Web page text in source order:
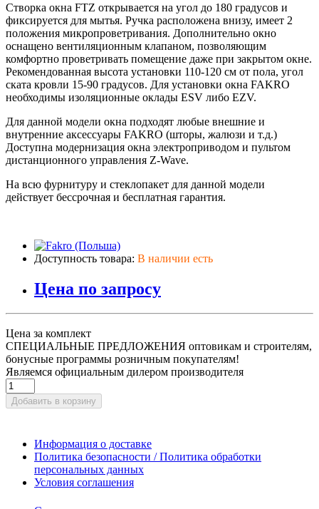
Створка окна FTZ открывается на угол до 180 градусов и
фиксируется для мытья. Ручка расположена внизу, имеет 2
положения микропроветривания. Дополнительно окно
оснащено вентиляционным клапаном, позволяющим
комфортно проветривать помещение даже при закрытом окне.
Рекомендованная высота установки 110-120 см от пола, угол
ската кровли 15-90 градусов. Для установки окна FAKRO
необходимы изоляционные оклады ESV либо EZV.
Для данной модели окна подходят любые внешние и
внутренние аксессуары FAKRO (шторы, жалюзи и т.д.)
Доступна модернизация окна электроприводом и пультом
дистанционного управления Z-Wave.
На всю фурнитуру и стеклопакет для данной модели
действует бессрочная и бесплатная гарантия.
Доступность товара: В наличии есть
Цена по запросу
Цена за комплект
СПЕЦИАЛЬНЫЕ ПРЕДЛОЖЕНИЯ оптовикам и строителям,
бонусные программы розничным покупателям!
Являемся официальным дилером производителя
Добавить в корзину
Информация о доставке
Политика безопасности / Политика обработки
персональных данных
Условия соглашения